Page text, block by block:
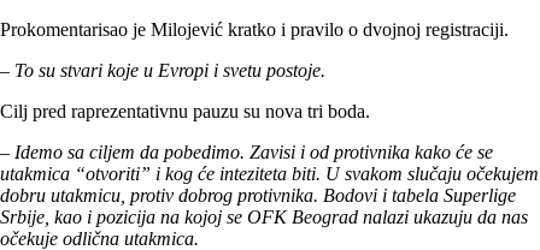
Prokomentarisao je Milojević kratko i pravilo o dvojnoj registraciji.
– To su stvari koje u Evropi i svetu postoje.
Cilj pred raprezentativnu pauzu su nova tri boda.
– Idemo sa ciljem da pobedimo. Zavisi i od protivnika kako će se
utakmica “otvoriti” i kog će inteziteta biti. U svakom slučaju očekujem
dobru utakmicu, protiv dobrog protivnika. Bodovi i tabela Superlige
Srbije, kao i pozicija na kojoj se OFK Beograd nalazi ukazuju da nas
očekuje odlična utakmica.